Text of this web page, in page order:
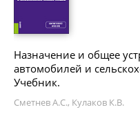
Назначение и общее
автомобилей и
Учебник.
Сметнев А.С., Кулаков К.В.